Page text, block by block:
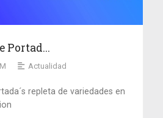
Portad...
Actualidad
repleta de variedades en